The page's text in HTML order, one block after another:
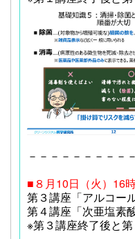
－－－－－－－－－
■８月10日（火）16
第３講座「アルコー
第４講座「次亜塩素
※第３講座終了後と